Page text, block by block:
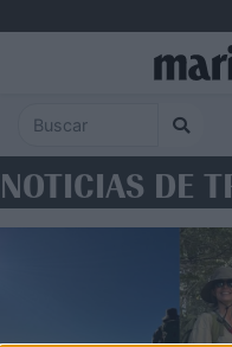
NOTICIAS DE